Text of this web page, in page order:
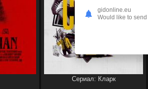
Сериал: Кларк
gidonline.eu
Would like to